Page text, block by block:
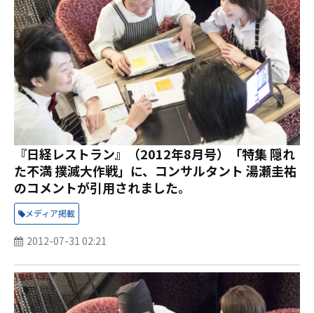
『日経レストラン』（2012年8月号）「特集 隠れ
た不満 撲滅大作戦」に、コンサルタント 湯瀬圭祐
のコメントが引用されました。
メディア掲載
2012-07-31 02:21